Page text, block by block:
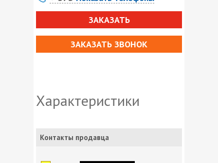
ЗАКАЗАТЬ
ЗАКАЗАТЬ ЗВОНОК
Характеристики
Контакты продавца